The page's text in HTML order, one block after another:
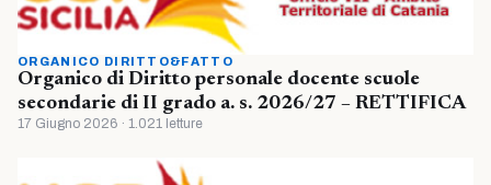
ORGANICO DIRITTO&FATTO
Organico di Diritto personale docente scuole
secondarie di II grado a. s. 2026/27 – RETTIFICA
17 Giugno 2026 · 1.021 letture